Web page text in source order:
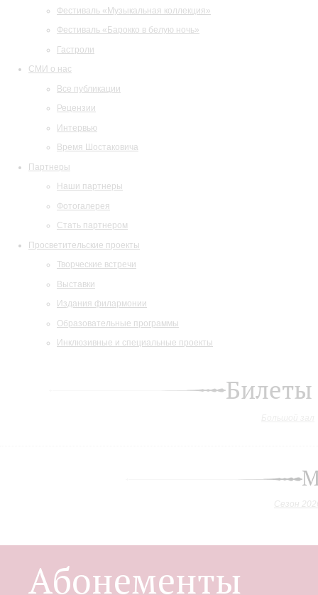
Фестиваль «Музыкальная коллекция»
Фестиваль «Барокко в белую ночь»
Гастроли
СМИ о нас
Все публикации
Рецензии
Интервью
Время Шостаковича
Партнеры
Наши партнеры
Фотогалерея
Стать партнером
Просветительские проекты
Творческие встречи
Выставки
Издания филармонии
Образовательные программы
Инклюзивные и специальные проекты
Сезон
Абонементы